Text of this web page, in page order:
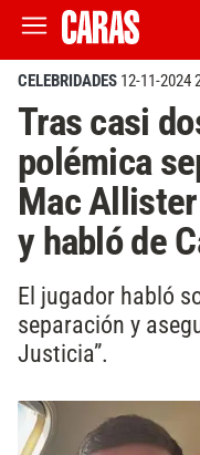
CELEBRIDADES 12-11-2024
Tras casi
polémica
Mac
y habló de
El jugador habló
separación y
Justicia”.